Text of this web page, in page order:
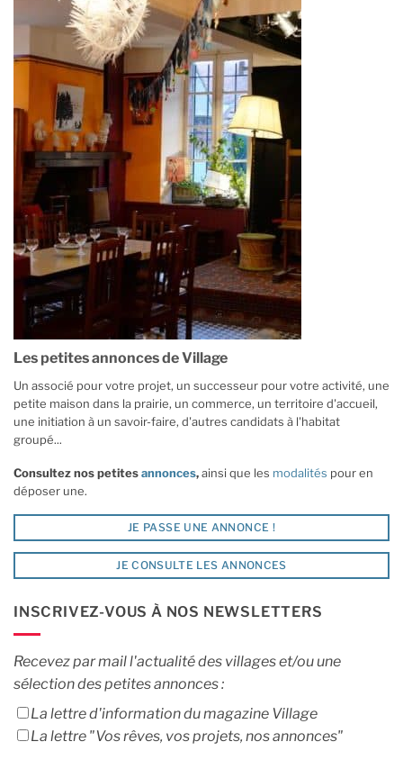
Les petites annonces de Village
Un associé pour votre projet, un successeur pour votre activité, une
petite maison dans la prairie, un commerce, un territoire d'accueil,
une initiation à un savoir-faire, d'autres candidats à l'habitat
groupé...
Consultez nos petitesannonces,ainsi que les modalités pour en
déposer une.
JE PASSE UNE ANNONCE !
JE CONSULTE LES ANNONCES
INSCRIVEZ-VOUS À NOS NEWSLETTERS
Recevez par mail l'actualité des villages et/ou une
sélection des petites annonces :
La lettre d'information du magazine Village
La lettre "Vos rêves, vos projets, nos annonces"